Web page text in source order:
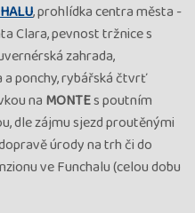
27MPT02708
1 872 €
cena za 8 dní
, prohlídka centra města -
Clara, pevnost tržnice s
zahrada,
ponchy, rybářská čtvrť
na MONTEs poutním
dle zájmu sjezd proutěnými
úrody na trh či do
ve Funchalu (celou dobu